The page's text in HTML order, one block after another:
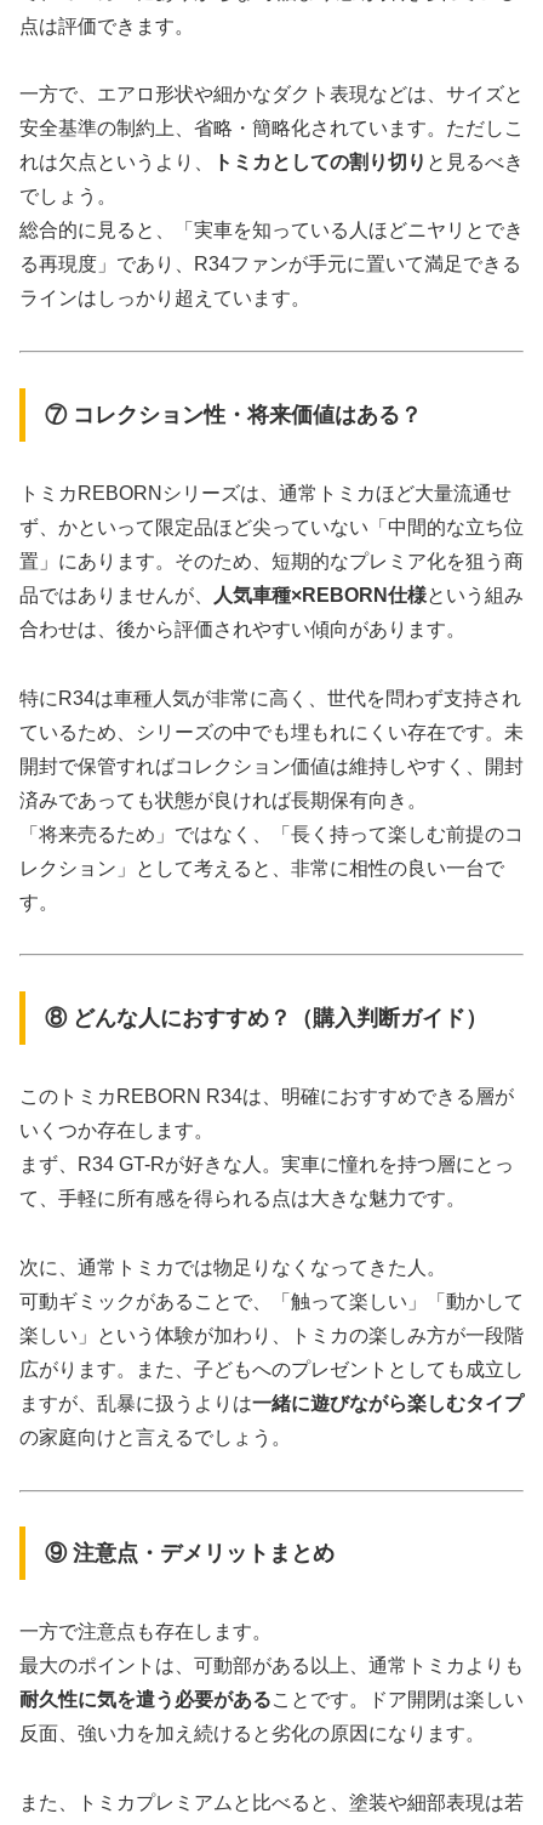
点は評価できます。
一方で、エアロ形状や細かなダクト表現などは、サイズと
安全基準の制約上、省略・簡略化されています。ただしこ
れは欠点というより、
トミカとしての割り切り と見るべき
でしょう。
総合的に見ると、「実車を知っている人ほどニヤリとでき
る再現度」であり、R34ファンが手元に置いて満足できる
ラインはしっかり超えています。
⑦ コレクション性・将来価値はある？
トミカREBORNシリーズは、通常トミカほど大量流通せ
ず、かといって限定品ほど尖っていない「中間的な立ち位
置」にあります。そのため、短期的なプレミア化を狙う商
品ではありませんが、
人気車種×REBORN仕様という組み
合わせは、後から評価されやすい傾向があります。
特にR34は車種人気が非常に高く、世代を問わず支持され
ているため、シリーズの中でも埋もれにくい存在です。未
開封で保管すればコレクション価値は維持しやすく、開封
済みであっても状態が良ければ長期保有向き。
「将来売るため」ではなく、「長く持って楽しむ前提のコ
レクション」として考えると、非常に相性の良い一台で
す。
⑧ どんな人におすすめ？（購入判断ガイド）
このトミカREBORN R34は、明確におすすめできる層が
いくつか存在します。
まず、R34 GT-Rが好きな人。実車に憧れを持つ層にとっ
て、手軽に所有感を得られる点は大きな魅力です。
次に、通常トミカでは物足りなくなってきた人。
可動ギミックがあることで、「触って楽しい」「動かして
楽しい」という体験が加わり、トミカの楽しみ方が一段階
広がります。また、子どもへのプレゼントとしても成立し
ますが、乱暴に扱うよりは一緒に遊びながら楽しむタイプ
の家庭向けと言えるでしょう。
⑨ 注意点・デメリットまとめ
一方で注意点も存在します。
最大のポイントは、可動部がある以上、通常トミカよりも
耐久性に気を遣う必要があることです。ドア開閉は楽しい
反面、強い力を加え続けると劣化の原因になります。
また、トミカプレミアムと比べると、塗装や細部表現は若